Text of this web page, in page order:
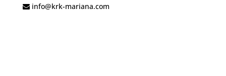
info@krk-mariana.com